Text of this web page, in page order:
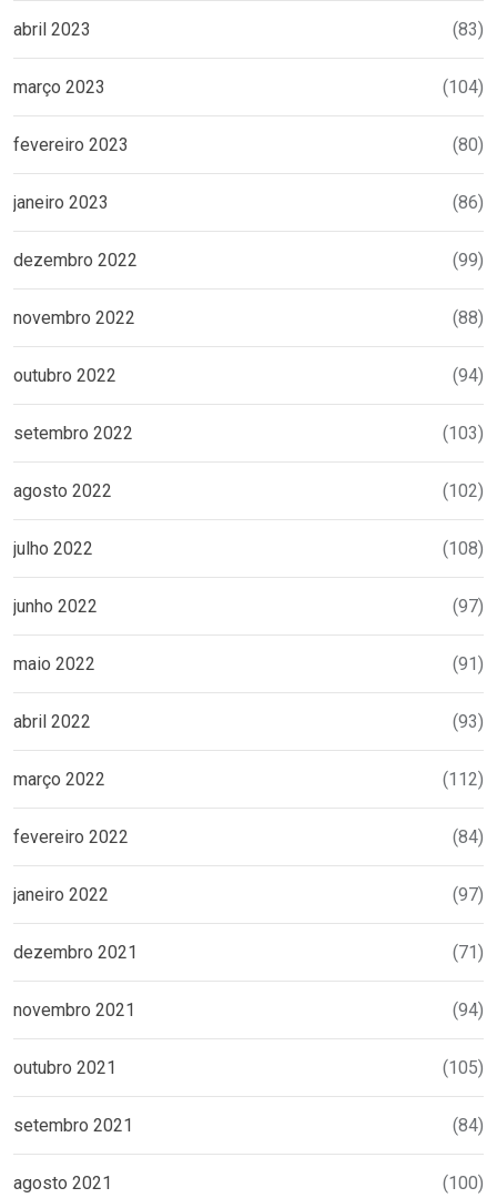
abril 2023 (83)
março 2023 (104)
fevereiro 2023 (80)
janeiro 2023 (86)
dezembro 2022 (99)
novembro 2022 (88)
outubro 2022 (94)
setembro 2022 (103)
agosto 2022 (102)
julho 2022 (108)
junho 2022 (97)
maio 2022 (91)
abril 2022 (93)
março 2022 (112)
fevereiro 2022 (84)
janeiro 2022 (97)
dezembro 2021 (71)
novembro 2021 (94)
outubro 2021 (105)
setembro 2021 (84)
agosto 2021 (100)